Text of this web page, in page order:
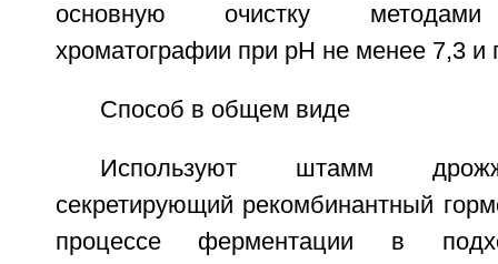
основную очистку методами
хроматографии при рН не менее 7,3 и
Способ в общем виде
Используют штамм
секретирующий рекомбинантный
процессе ферментации в